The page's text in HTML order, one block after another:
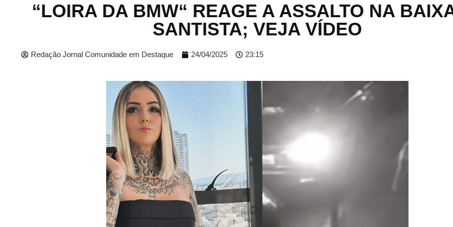
“LOIRA DA BMW“ REAGE A ASSALTO NA
SANTISTA; VEJA VÍDEO
Redação Jornal Comunidade em Destaque 24/04/2025 23:15